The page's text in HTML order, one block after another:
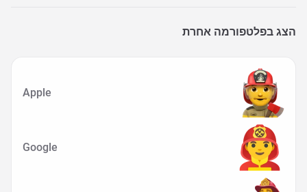
הצג בפלטפורמה אחרת
Apple
Google